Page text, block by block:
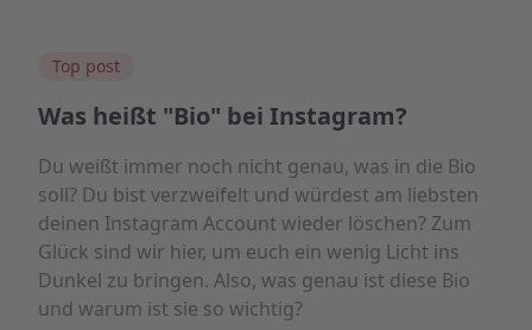
Top post
Was heißt "Bio" bei Instagram?
Du weißt immer noch nicht genau, was in die Bio
soll? Du bist verzweifelt und würdest am liebsten
deinen Instagram Account wieder löschen? Zum
Glück sind wir hier, um euch ein wenig Licht ins
Dunkel zu bringen. Also, was genau ist diese Bio
und warum ist sie so wichtig?